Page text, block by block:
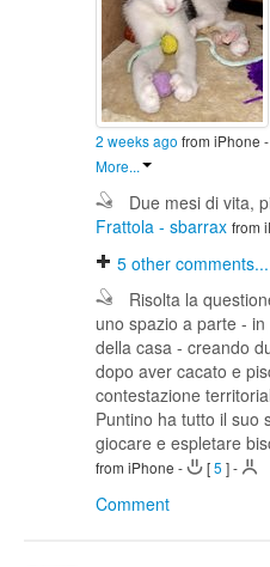
2 weeks ago from iPhone -
More...
Due mesi di vita,
Frattola - sbarrax from
5 other comments...
Risolta la
uno spazio a parte -
della casa - creando
dopo aver cacato e
contestazione
Puntino ha tutto il suo
giocare e espletare
from iPhone - [5 ]-
Comment